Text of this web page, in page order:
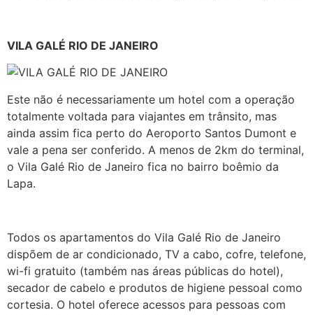
VILA GALÉ RIO DE JANEIRO
Este não é necessariamente um hotel com a operação
totalmente voltada para viajantes em trânsito, mas
ainda assim fica perto do Aeroporto Santos Dumont e
vale a pena ser conferido. A menos de 2km do terminal,
o Vila Galé Rio de Janeiro fica no bairro boêmio da
Lapa.
Todos os apartamentos do Vila Galé Rio de Janeiro
dispõem de ar condicionado, TV a cabo, cofre, telefone,
wi-fi gratuito (também nas áreas públicas do hotel),
secador de cabelo e produtos de higiene pessoal como
cortesia. O hotel oferece acessos para pessoas com